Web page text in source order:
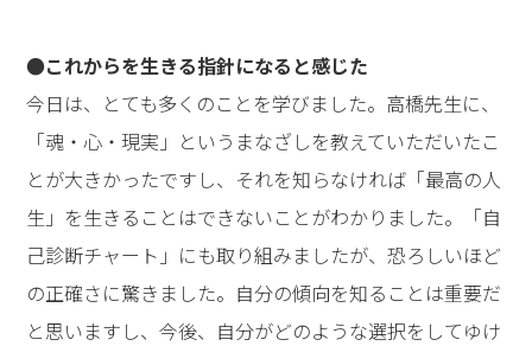
●これからを生きる指針になると感じた
今日は、とても多くのことを学びました。高橋先生に、
「魂・心・現実」というまなざしを教えていただいたこ
とが大きかったですし、それを知らなければ「最高の人
生」を生きることはできないことがわかりました。「自
己診断チャート」にも取り組みましたが、恐ろしいほど
の正確さに驚きました。自分の傾向を知ることは重要だ
と思いますし、今後、自分がどのような選択をしてゆけ